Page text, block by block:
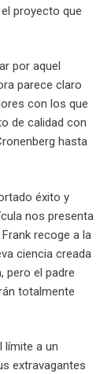
proyecto que
por aquel
parece claro
con los que
de calidad con
hasta
éxito y
nos presenta
recoge a la
ciencia creada
pero el padre
totalmente
límite a un
extravagantes